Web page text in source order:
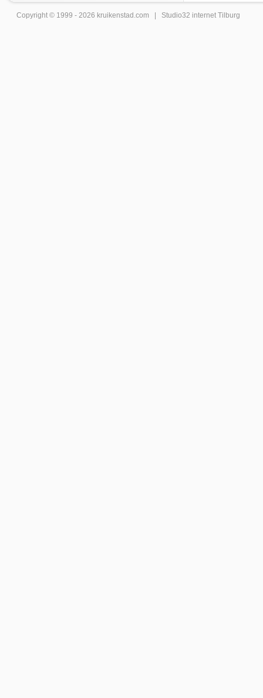
Copyright © 1999 - 2026 kruikenstad .com | Studio32 internet Tilburg